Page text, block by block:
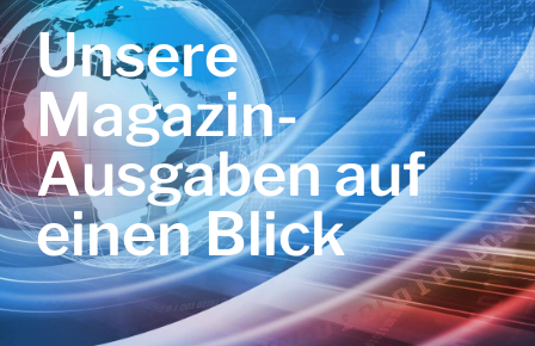
Unsere
Magazin-
Ausgaben auf
einen Blick